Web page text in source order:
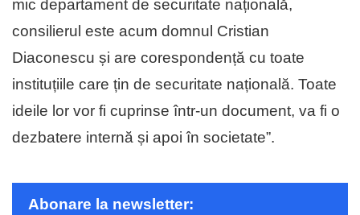
mic departament de securitate națională,
consilierul este acum domnul Cristian
Diaconescu și are corespondență cu toate
instituțiile care țin de securitate națională. Toate
ideile lor vor fi cuprinse într-un document, va fi o
dezbatere internă și apoi în societate”.
Abonare la newsletter: